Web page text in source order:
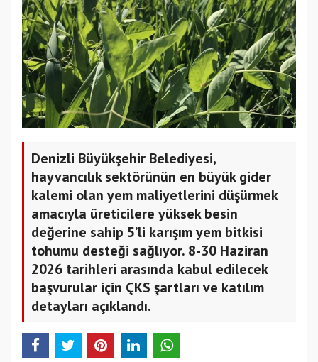
Denizli Büyükşehir Belediyesi,
hayvancılık sektörünün en büyük gider
kalemi olan yem maliyetlerini düşürmek
amacıyla üreticilere yüksek besin
değerine sahip 5’li karışım yem bitkisi
tohumu desteği sağlıyor. 8-30 Haziran
2026 tarihleri arasında kabul edilecek
başvurular için ÇKS şartları ve katılım
detayları açıklandı.